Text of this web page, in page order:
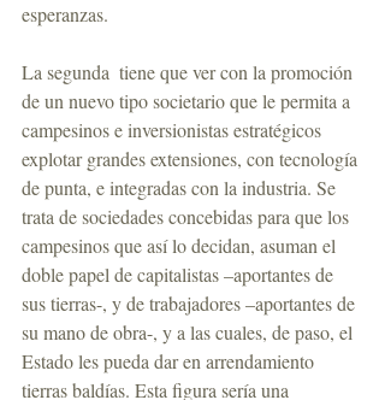
esperanzas.
La segunda  tiene que ver con la promoción
de un nuevo tipo societario que le permita a
campesinos e inversionistas estratégicos
explotar grandes extensiones, con tecnología
de punta, e integradas con la industria. Se
trata de sociedades concebidas para que los
campesinos que así lo decidan, asuman el
doble papel de capitalistas –aportantes de
sus tierras-, y de trabajadores –aportantes de
su mano de obra-, y a las cuales, de paso, el
Estado les pueda dar en arrendamiento
tierras baldías. Esta figura sería una